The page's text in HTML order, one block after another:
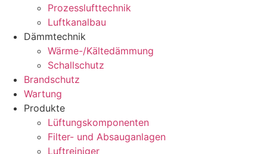
Prozesslufttechnik
Luftkanalbau
Dämmtechnik
Wärme-/Kältedämmung
Schallschutz
Brandschutz
Wartung
Produkte
Lüftungskomponenten
Filter- und Absauganlagen
Luftreiniger